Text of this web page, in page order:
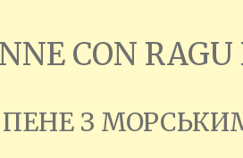
CON
ПЕНЕ З